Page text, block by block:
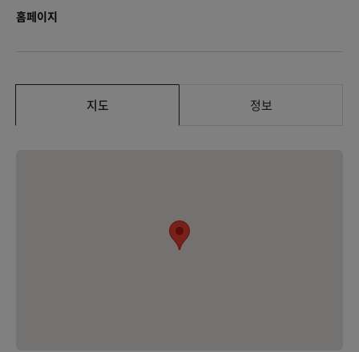
홈페이지
지도 정보